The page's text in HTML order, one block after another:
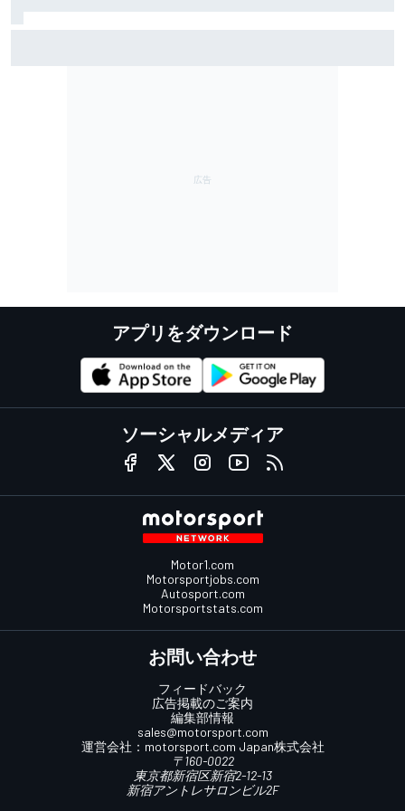
アプリをダウンロード
ソーシャルメディア
Motor1.com
Motorsportjobs.com
Autosport.com
Motorsportstats.com
お問い合わせ
フィードバック
広告掲載のご案内
編集部情報
sales@motorsport.com
運営会社： motorsport.com Japan株式会社
〒160-0022
東京都新宿区新宿2-12-13
新宿アントレサロンビル2F